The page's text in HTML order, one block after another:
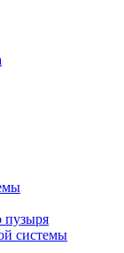
пузыря
системы